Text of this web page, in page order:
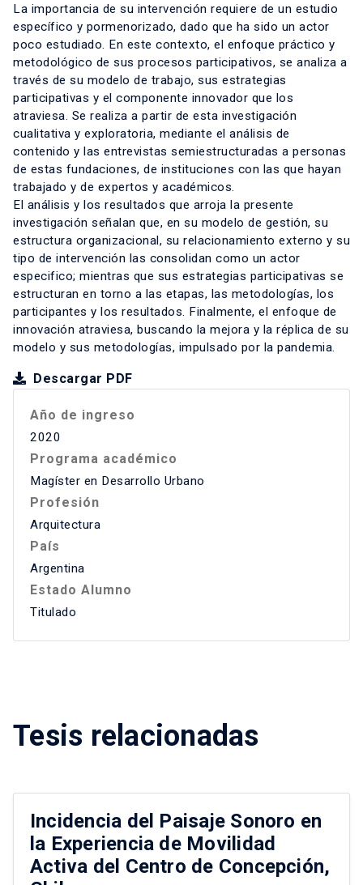
La importancia de su intervención requiere de un estudio
específico y pormenorizado, dado que ha sido un actor
poco estudiado. En este contexto, el enfoque práctico y
metodológico de sus procesos participativos, se analiza a
través de su modelo de trabajo, sus estrategias
participativas y el componente innovador que los
atraviesa. Se realiza a partir de esta investigación
cualitativa y exploratoria, mediante el análisis de
contenido y las entrevistas semiestructuradas a personas
de estas fundaciones, de instituciones con las que hayan
trabajado y de expertos y académicos.
El análisis y los resultados que arroja la presente
investigación señalan que, en su modelo de gestión, su
estructura organizacional, su relacionamiento externo y su
tipo de intervención las consolidan como un actor
especifico; mientras que sus estrategias participativas se
estructuran en torno a las etapas, las metodologías, los
participantes y los resultados. Finalmente, el enfoque de
innovación atraviesa, buscando la mejora y la réplica de su
modelo y sus metodologías, impulsado por la pandemia.
Descargar PDF
Año de ingreso
2020
Programa académico
Magíster en Desarrollo Urbano
Profesión
Arquitectura
País
Argentina
Estado Alumno
Titulado
Tesis relacionadas
Incidencia del Paisaje Sonoro en
la Experiencia de Movilidad
Activa del Centro de Concepción,